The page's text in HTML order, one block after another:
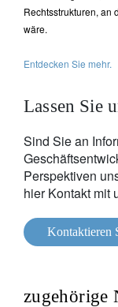
Rechtsstrukturen, an
wäre.
Entdecken Sie mehr.
Lassen Sie
Sind Sie an
Perspektiven
hier Kontakt mit
Kontaktieren
zugehörige